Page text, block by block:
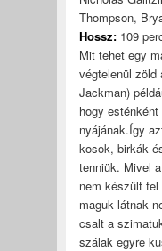
Thompson,
Hossz: 109
Mit tehet egy
végtelenül zöld
Jackman)
hogy
nyájának.Így
kosok, birkák
tenniük. Mivel
nem készült
maguk látnak
csalt a
szálak egyre